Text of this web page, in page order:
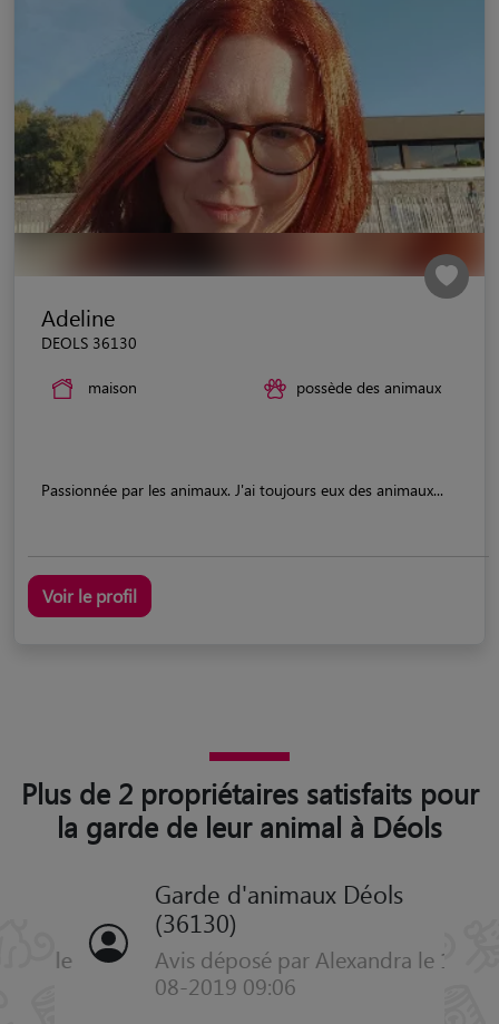
Adeline
DEOLS 36130
maison possède des animaux
Passionnée par les animaux. J'ai toujours eux des animaux...
Voir le profil
Plus de 2 propriétaires satisfaits pour
la garde de leur animal à Déols
Garde d'animaux Déols
(36130)
Avis déposé par Alexandra le 19-
08-2019 09:06